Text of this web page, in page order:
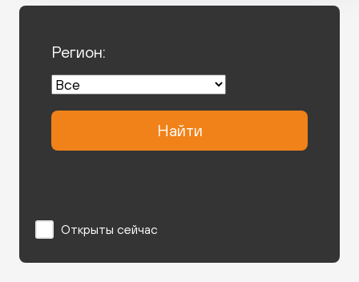
Регион:
Найти
Открыты сейчас